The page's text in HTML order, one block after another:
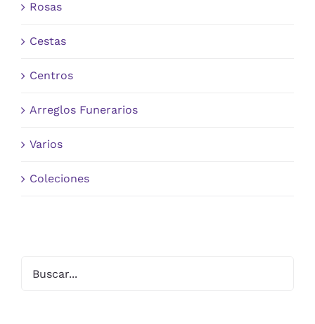
Rosas
Cestas
Centros
Arreglos Funerarios
Varios
Coleciones